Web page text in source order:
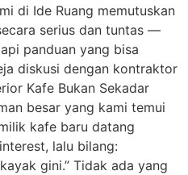
di Ide Ruang memutuskan
serius dan tuntas —
panduan yang bisa
diskusi dengan kontraktor
Kafe Bukan Sekadar
besar yang kami temui
kafe baru datang
lalu bilang:
gini.” Tidak ada yang